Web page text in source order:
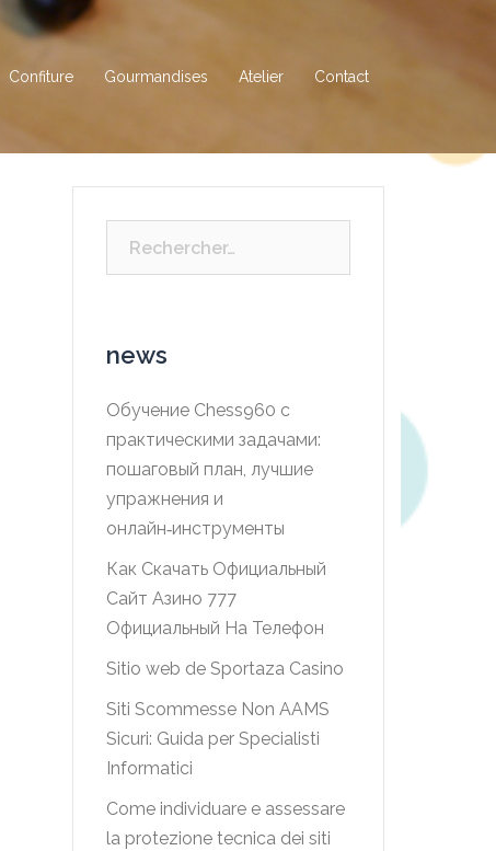
Confiture Gourmandises Atelier Contact
news
Обучение Chess960 с
практическими задачами:
пошаговый план, лучшие
упражнения и
онлайн‑инструменты
Как Скачать Официальный
Сайт Азино 777
Официальный На Телефон
Sitio web de Sportaza Casino
Siti Scommesse Non AAMS
Sicuri: Guida per Specialisti
Informatici
Come individuare e assessare
la protezione tecnica dei siti